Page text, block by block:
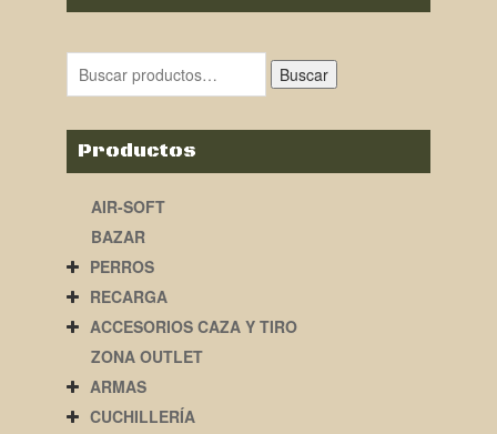
Buscar
Productos
AIR-SOFT
BAZAR
PERROS
RECARGA
ACCESORIOS CAZA Y TIRO
ZONA OUTLET
ARMAS
CUCHILLERÍA